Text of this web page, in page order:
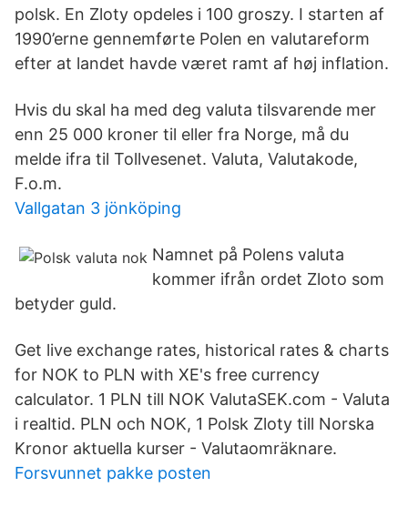
polsk. En Zloty opdeles i 100 groszy. I starten af
1990’erne gennemførte Polen en valutareform
efter at landet havde været ramt af høj inflation.
Hvis du skal ha med deg valuta tilsvarende mer
enn 25 000 kroner til eller fra Norge, må du
melde ifra til Tollvesenet. Valuta, Valutakode,
F.o.m.
Vallgatan 3 jönköping
Namnet på Polens valuta
kommer ifrån ordet Zloto som
betyder guld.
Get live exchange rates, historical rates & charts
for NOK to PLN with XE's free currency
calculator. 1 PLN till NOK ValutaSEK.com - Valuta
i realtid. PLN och NOK, 1 Polsk Zloty till Norska
Kronor aktuella kurser - Valutaomräknare.
Forsvunnet pakke posten